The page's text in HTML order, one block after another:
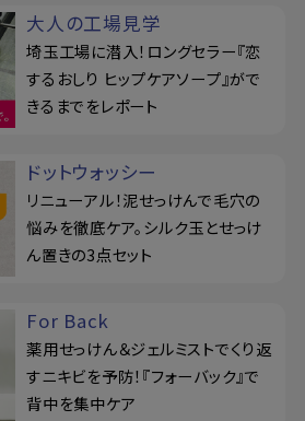
大人の工場見学
埼玉工場に潜入！ロングセラー『恋
するおしり ヒップケアソープ』がで
きるまでをレポート
ドットウォッシー
リニューアル！泥せっけんで毛穴の
悩みを徹底ケア。シルク玉とせっけ
ん置きの3点セット
For Back
薬用せっけん＆ジェルミストでくり返
すニキビを予防！『フォーバック』で
背中を集中ケア